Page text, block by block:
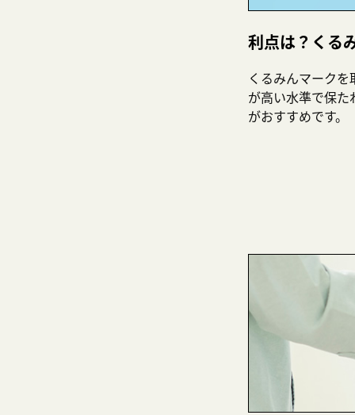
利点は？くる
くるみんマーク
が高い水準で保た
がおすすめです。